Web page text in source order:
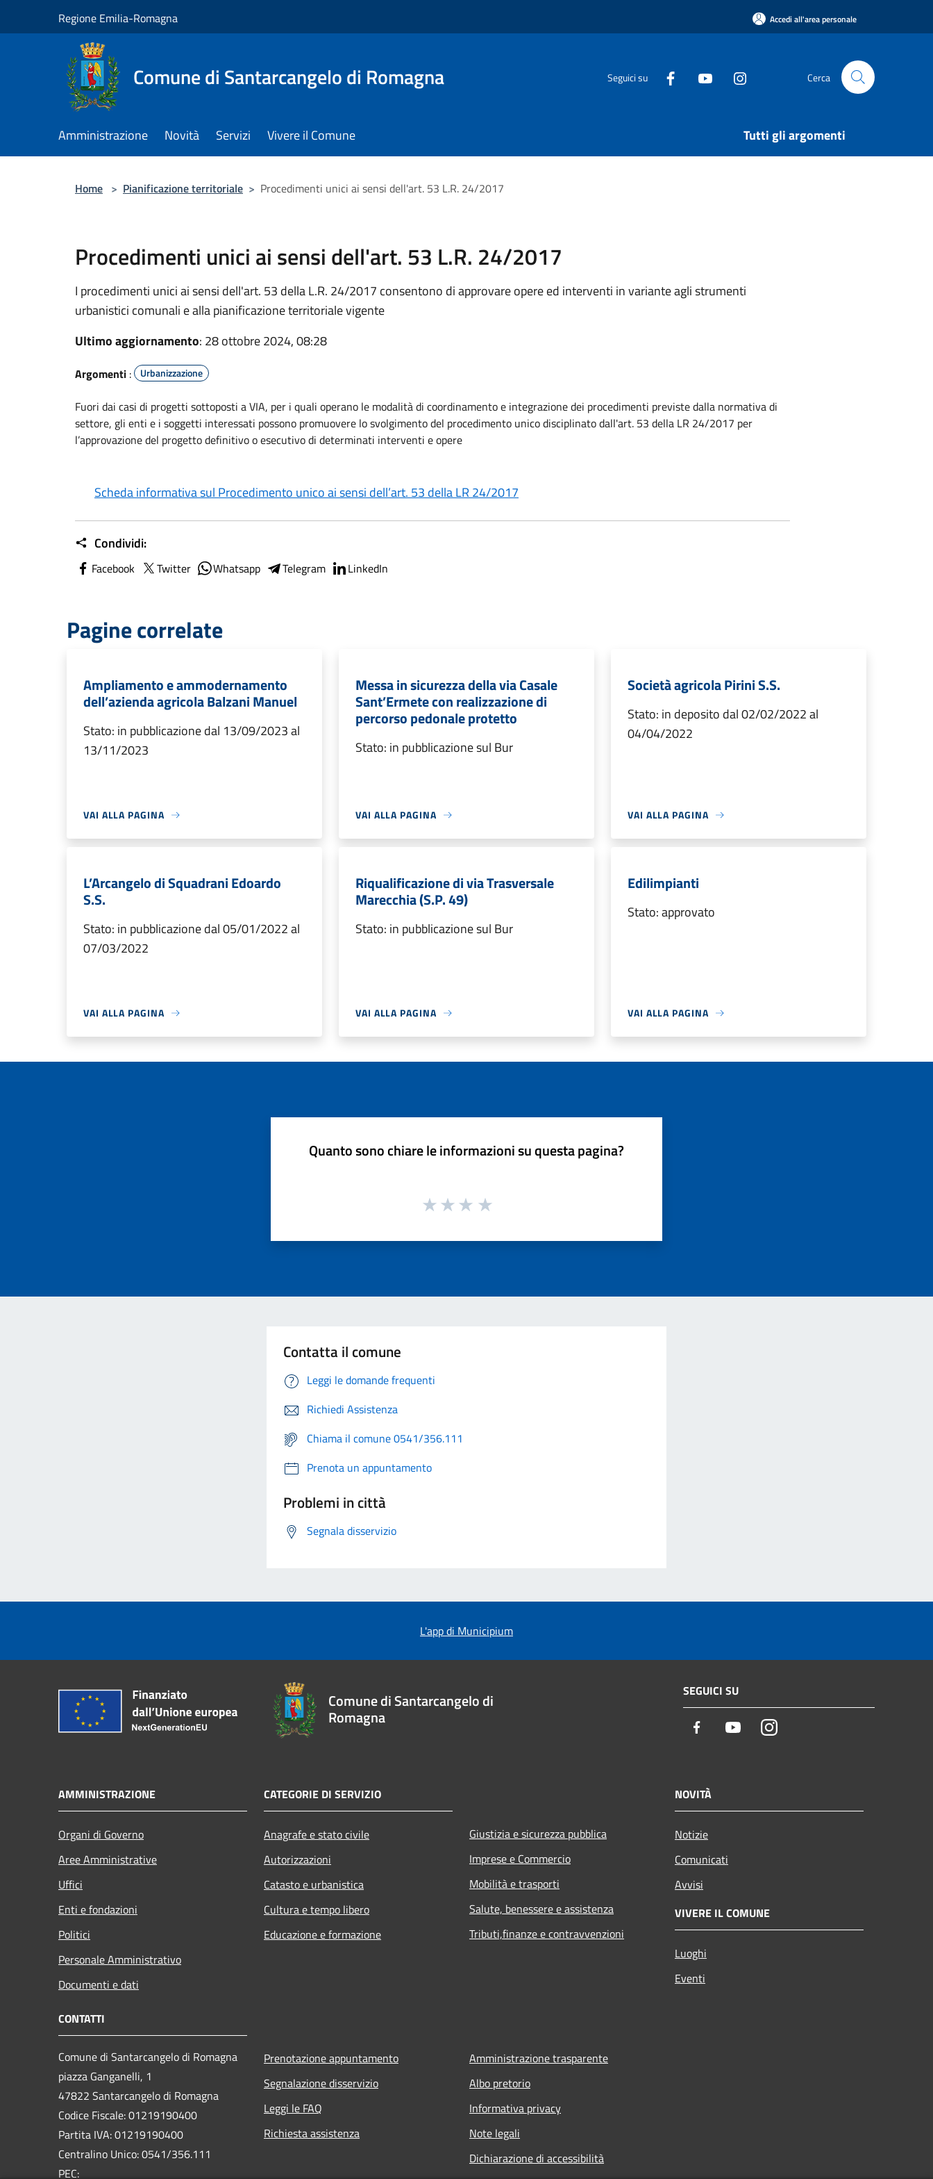
Regione Emilia-Romagna Accedi all'area personale
Comune di Santarcangelo di Romagna Seguici su Cerca
Amministrazione Novità Servizi Vivere il Comune Tutti gli argomenti
Home > Pianificazione territoriale > Procedimenti unici ai sensi dell'art. 53 L.R. 24/2017
Procedimenti unici ai sensi dell'art. 53 L.R. 24/2017
I procedimenti unici ai sensi dell'art. 53 della L.R. 24/2017 consentono di approvare opere ed interventi in variante agli strumenti
urbanistici comunali e alla pianificazione territoriale vigente
Ultimo aggiornamento: 28 ottobre 2024, 08:28
Argomenti : Urbanizzazione
Fuori dai casi di progetti sottoposti a VIA, per i quali operano le modalità di coordinamento e integrazione dei procedimenti previste dalla normativa di
settore, gli enti e i soggetti interessati possono promuovere lo svolgimento del procedimento unico disciplinato dall'art. 53 della LR 24/2017 per
l’approvazione del progetto definitivo o esecutivo di determinati interventi e opere
Scheda informativa sul Procedimento unico ai sensi dell’art. 53 della LR 24/2017
Condividi:
Facebook Twitter Whatsapp Telegram LinkedIn
Pagine correlate
Ampliamento e ammodernamento
dell’azienda agricola Balzani Manuel
Stato: in pubblicazione dal 13/09/2023 al
13/11/2023
VAI ALLA PAGINA
Messa in sicurezza della via Casale
Sant’Ermete con realizzazione di
percorso pedonale protetto
Stato: in pubblicazione sul Bur
VAI ALLA PAGINA
Società agricola Pirini S.S.
Stato: in deposito dal 02/02/2022 al
04/04/2022
VAI ALLA PAGINA
L’Arcangelo di Squadrani Edoardo
S.S.
Stato: in pubblicazione dal 05/01/2022 al
07/03/2022
VAI ALLA PAGINA
Riqualificazione di via Trasversale
Marecchia (S.P. 49)
Stato: in pubblicazione sul Bur
VAI ALLA PAGINA
Edilimpianti
Stato: approvato
VAI ALLA PAGINA
Quanto sono chiare le informazioni su questa pagina?
Contatta il comune
Leggi le domande frequenti
Richiedi Assistenza
Chiama il comune 0541/356.111
Prenota un appuntamento
Problemi in città
Segnala disservizio
L'app di Municipium
Comune di Santarcangelo di
Romagna
SEGUICI SU
Facebook YoutubeInstagram
AMMINISTRAZIONE
Organi di Governo
Aree Amministrative
Uffici
Enti e fondazioni
Politici
Personale Amministrativo
Documenti e dati
CATEGORIE DI SERVIZIO
Anagrafe e stato civile
Autorizzazioni
Catasto e urbanistica
Cultura e tempo libero
Educazione e formazione
Giustizia e sicurezza pubblica
Imprese e Commercio
Mobilità e trasporti
Salute, benessere e assistenza
Tributi,finanze e contravvenzioni
NOVITÀ
Notizie
Comunicati
Avvisi
VIVERE IL COMUNE
Luoghi
Eventi
CONTATTI
Comune di Santarcangelo di Romagna
piazza Ganganelli, 1
47822 Santarcangelo di Romagna
Codice Fiscale: 01219190400
Partita IVA: 01219190400
Centralino Unico: 0541/356.111
PEC:
Prenotazione appuntamento
Segnalazione disservizio
Leggi le FAQ
Richiesta assistenza
Amministrazione trasparente
Albo pretorio
Informativa privacy
Note legali
Dichiarazione di accessibilità